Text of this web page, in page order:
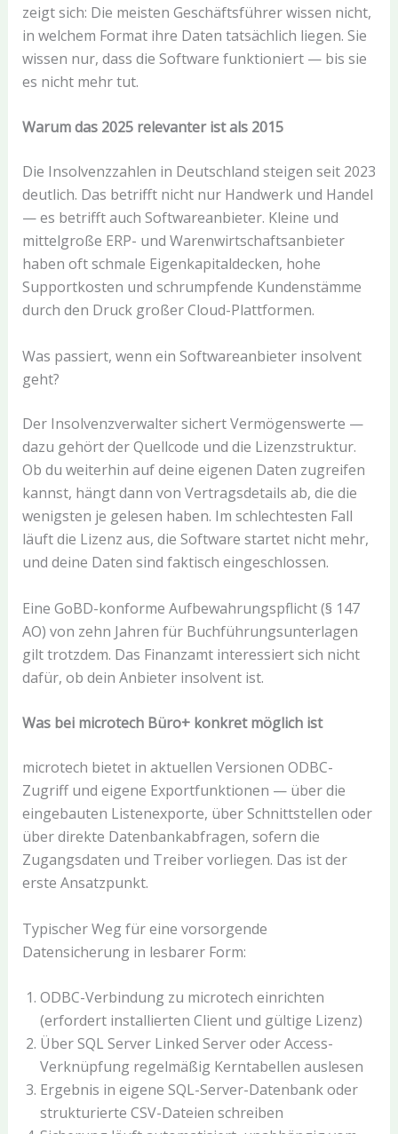
zeigt sich: Die meisten Geschäftsführer wissen nicht,
in welchem Format ihre Daten tatsächlich liegen. Sie
wissen nur, dass die Software funktioniert — bis sie
es nicht mehr tut.
Warum das 2025 relevanter ist als 2015
Die Insolvenzzahlen in Deutschland steigen seit 2023
deutlich. Das betrifft nicht nur Handwerk und Handel
— es betrifft auch Softwareanbieter. Kleine und
mittelgroße ERP- und Warenwirtschaftsanbieter
haben oft schmale Eigenkapitaldecken, hohe
Supportkosten und schrumpfende Kundenstämme
durch den Druck großer Cloud-Plattformen.
Was passiert, wenn ein Softwareanbieter insolvent
geht?
Der Insolvenzverwalter sichert Vermögenswerte —
dazu gehört der Quellcode und die Lizenzstruktur.
Ob du weiterhin auf deine eigenen Daten zugreifen
kannst, hängt dann von Vertragsdetails ab, die die
wenigsten je gelesen haben. Im schlechtesten Fall
läuft die Lizenz aus, die Software startet nicht mehr,
und deine Daten sind faktisch eingeschlossen.
Eine GoBD-konforme Aufbewahrungspflicht (§ 147
AO) von zehn Jahren für Buchführungsunterlagen
gilt trotzdem. Das Finanzamt interessiert sich nicht
dafür, ob dein Anbieter insolvent ist.
Was bei microtech Büro+ konkret möglich ist
microtech bietet in aktuellen Versionen ODBC-
Zugriff und eigene Exportfunktionen — über die
eingebauten Listenexporte, über Schnittstellen oder
über direkte Datenbankabfragen, sofern die
Zugangsdaten und Treiber vorliegen. Das ist der
erste Ansatzpunkt.
Typischer Weg für eine vorsorgende
Datensicherung in lesbarer Form:
ODBC-Verbindung zu microtech einrichten
(erfordert installierten Client und gültige Lizenz)
Über SQL Server Linked Server oder Access-
Verknüpfung regelmäßig Kerntabellen auslesen
Ergebnis in eigene SQL-Server-Datenbank oder
strukturierte CSV-Dateien schreiben